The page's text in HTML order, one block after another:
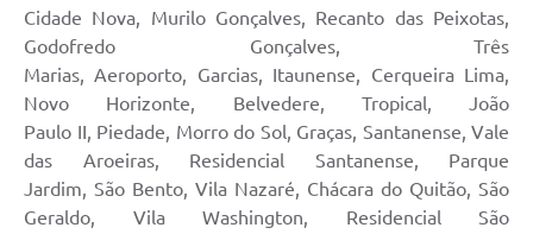
Cidade Nova, Murilo Gonçalves, Recanto das Peixotas,
Godofredo Gonçalves, Três
Marias, Aeroporto, Garcias, Itaunense, Cerqueira Lima,
Novo Horizonte, Belvedere, Tropical, João
Paulo II, Piedade, Morro do Sol, Graças, Santanense, Vale
das Aroeiras, Residencial Santanense, Parque
Jardim, São Bento, Vila Nazaré, Chácara do Quitão, São
Geraldo, Vila Washington, Residencial São